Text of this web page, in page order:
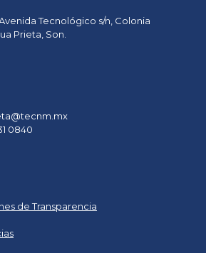
Tecnológico s/n, Colonia
Prieta, Son.
0840
de Transparencia